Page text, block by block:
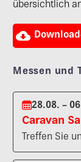
übersichtlich

Messen und
28.08. –
Caravan
Treffen Sie